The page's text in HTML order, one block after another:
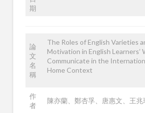
期
論
文
名
稱
The Roles of English Varieties
Motivation in English Learners’
Communicate in the
Home Context
作
者
陳亦蘭、鄭杏孚、唐惠文、王兆